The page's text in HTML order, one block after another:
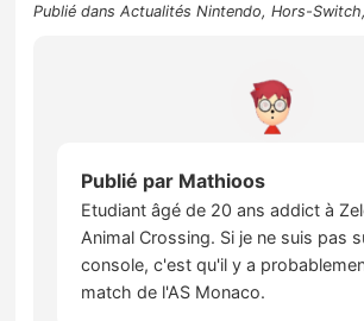
Publié dansActualités Nintendo,Hors-Switch
Publié par Mathioos
Etudiant âgé de 20 ans addict à
Animal Crossing. Si je ne suis pas
console, c'est qu'il y a
match de l'AS Monaco.